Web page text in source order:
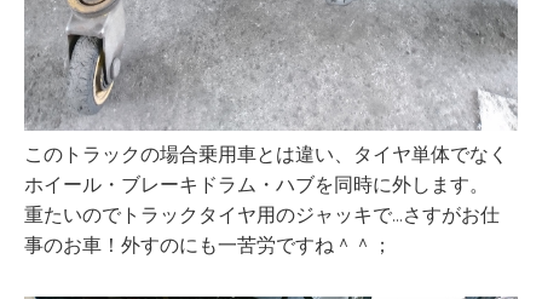
このトラックの場合乗用車とは違い、タイヤ単体でなく
ホイール・ブレーキドラム・ハブを同時に外します。
重たいのでトラックタイヤ用のジャッキで…さすがお仕
事のお車！外すのにも一苦労ですね＾＾；